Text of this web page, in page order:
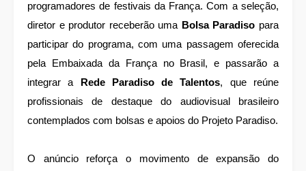
programadores de festivais da França. Com a seleção,
diretor e produtor receberão uma Bolsa Paradiso para
participar do programa, com uma passagem oferecida
pela Embaixada da França no Brasil, e passarão a
integrar a
Rede Paradiso de Talentos, que reúne
profissionais de destaque do audiovisual brasileiro
contemplados com bolsas e apoios do Projeto Paradiso.
O anúncio reforça o movimento de expansão do